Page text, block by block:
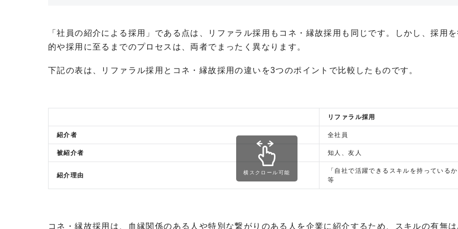
「社員の紹介による採用」である点は、リファラル採用もコネ・縁故採用も同じです。しかし、採用を
的や採用に至るまでのプロセスは、両者でまったく異なります。
下記の表は、リファラル採用とコネ・縁故採用の違いを3つのポイントで比較したものです。
リファラル採用
紹介者 全社員
被紹介者 知人、友人
紹介理由
「自社で活躍できるスキルを持っている
等
横スクロール可能
コネ・縁故採用は、血縁関係のある人や特別な繋がりのある人を企業に紹介するため、スキルの有無は